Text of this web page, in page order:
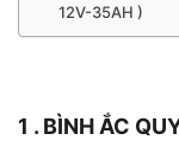
12V-35AH )
1 . BÌNH ẮC